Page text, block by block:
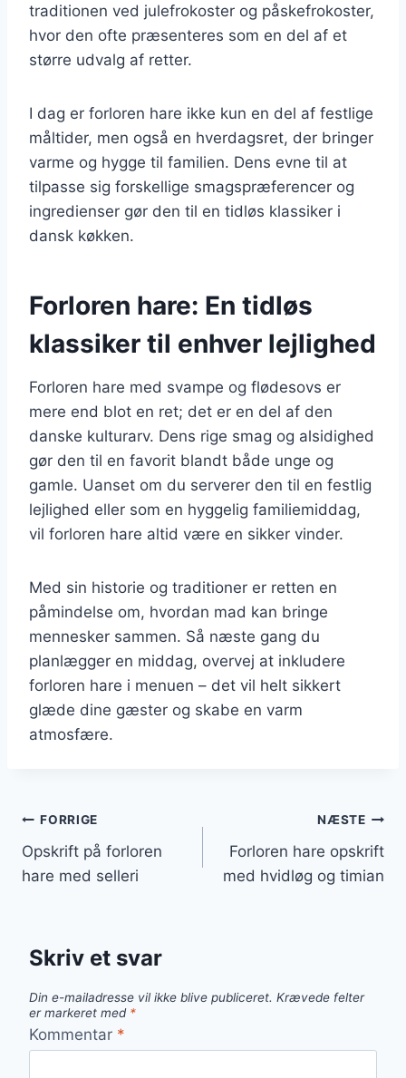
traditionen ved julefrokoster og påskefrokoster,
hvor den ofte præsenteres som en del af et
større udvalg af retter.
I dag er forloren hare ikke kun en del af festlige
måltider, men også en hverdagsret, der bringer
varme og hygge til familien. Dens evne til at
tilpasse sig forskellige smagspræferencer og
ingredienser gør den til en tidløs klassiker i
dansk køkken.
Forloren hare: En tidløs
klassiker til enhver lejlighed
Forloren hare med svampe og flødesovs er
mere end blot en ret; det er en del af den
danske kulturarv. Dens rige smag og alsidighed
gør den til en favorit blandt både unge og
gamle. Uanset om du serverer den til en festlig
lejlighed eller som en hyggelig familiemiddag,
vil forloren hare altid være en sikker vinder.
Med sin historie og traditioner er retten en
påmindelse om, hvordan mad kan bringe
mennesker sammen. Så næste gang du
planlægger en middag, overvej at inkludere
forloren hare i menuen – det vil helt sikkert
glæde dine gæster og skabe en varm
atmosfære.
Indlægsnavigation
FORRIGE
Opskrift på forloren
hare med selleri
NÆSTE
Forloren hare opskrift
med hvidløg og timian
Skriv et svar
Din e-mailadresse vil ikke blive publiceret. Krævede felter
er markeret med *
Kommentar *